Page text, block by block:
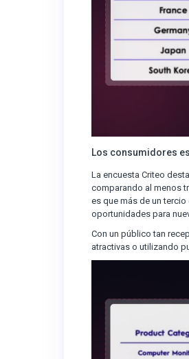
Los consumidores
La encuesta Criteo
comparando al menos
es que más de un
oportunidades para
Con un público tan
atractivas o utilizando